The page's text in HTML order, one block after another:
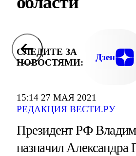
15:14 27 МАЯ 2021
РЕДАКЦИЯ ВЕСТИ.РУ
СЛЕДИТЕ ЗА
НОВОСТЯМИ:
Дзен
Президент РФ
назначил Александра